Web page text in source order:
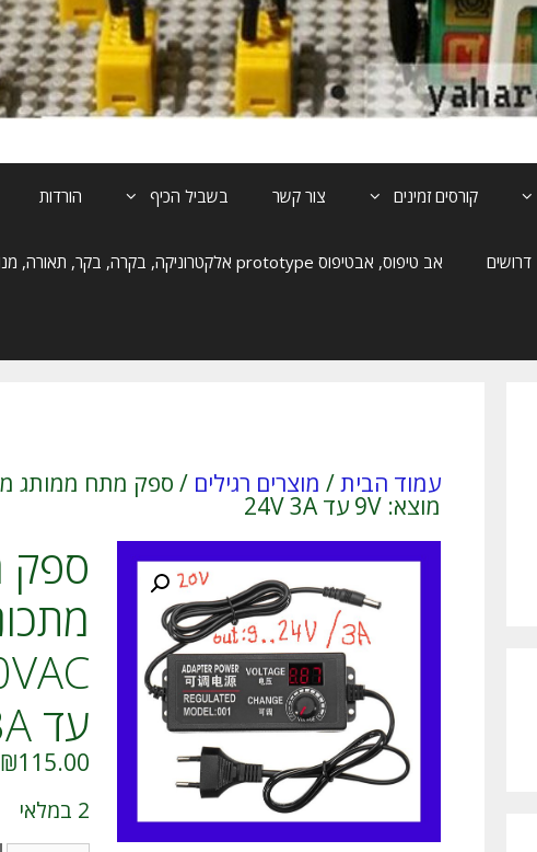
קורסים זמינים צור קשר בשביל הכיף הורדות
דרושים אב טיפוס, אבטיפוס prototype אלקטרוניקה, בקרה, בקר, תאורה, מנוע, הנעה
עמוד הבית/ מוצרים רגילים
מוצא: 9V עד 24V 3A
ספק
עד 24V 3A
₪115.00
2 במלאי